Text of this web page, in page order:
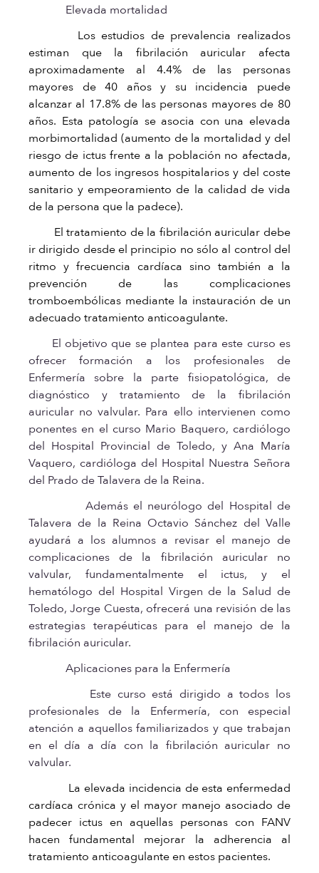
Elevada mortalidad
Los estudios de prevalencia realizados
estiman que la fibrilación auricular afecta
aproximadamente al 4.4% de las personas
mayores de 40 años y su incidencia puede
alcanzar al 17.8% de las personas mayores de 80
años. Esta patología se asocia con una elevada
morbimortalidad (aumento de la mortalidad y del
riesgo de ictus frente a la población no afectada,
aumento de los ingresos hospitalarios y del coste
sanitario y empeoramiento de la calidad de vida
de la persona que la padece).
El tratamiento de la fibrilación auricular debe
ir dirigido desde el principio no sólo al control del
ritmo y frecuencia cardíaca sino también a la
prevención de las complicaciones
tromboembólicas mediante la instauración de un
adecuado tratamiento anticoagulante.
El objetivo que se plantea para este curso es
ofrecer formación a los profesionales de
Enfermería sobre la parte fisiopatológica, de
diagnóstico y tratamiento de la fibrilación
auricular no valvular. Para ello intervienen como
ponentes en el curso Mario Baquero, cardiólogo
del Hospital Provincial de Toledo, y Ana María
Vaquero, cardióloga del Hospital Nuestra Señora
del Prado de Talavera de la Reina.
Además el neurólogo del Hospital de
Talavera de la Reina Octavio Sánchez del Valle
ayudará a los alumnos a revisar el manejo de
complicaciones de la fibrilación auricular no
valvular, fundamentalmente el ictus, y el
hematólogo del Hospital Virgen de la Salud de
Toledo, Jorge Cuesta, ofrecerá una revisión de las
estrategias terapéuticas para el manejo de la
fibrilación auricular.
Aplicaciones para la Enfermería
Este curso está dirigido a todos los
profesionales de la Enfermería, con especial
atención a aquellos familiarizados y que trabajan
en el día a día con la fibrilación auricular no
valvular.
La elevada incidencia de esta enfermedad
cardíaca crónica y el mayor manejo asociado de
padecer ictus en aquellas personas con FANV
hacen fundamental mejorar la adherencia al
tratamiento anticoagulante en estos pacientes.